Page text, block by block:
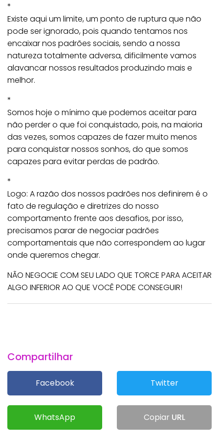
*
Existe aqui um limite, um ponto de ruptura que não
pode ser ignorado, pois quando tentamos nos
encaixar nos padrões sociais, sendo a nossa
natureza totalmente adversa, dificilmente vamos
alavancar nossos resultados produzindo mais e
melhor.
*
Somos hoje o mínimo que podemos aceitar para
não perder o que foi conquistado, pois, na maioria
das vezes, somos capazes de fazer muito menos
para conquistar nossos sonhos, do que somos
capazes para evitar perdas de padrão.
*
Logo: A razão dos nossos padrões nos definirem é o
fato de regulação e diretrizes do nosso
comportamento frente aos desafios, por isso,
precisamos parar de negociar padrões
comportamentais que não correspondem ao lugar
onde queremos chegar.
NÃO NEGOCIE COM SEU LADO QUE TORCE PARA ACEITAR
ALGO INFERIOR AO QUE VOCÊ PODE CONSEGUIR!
Compartilhar
Facebook Twitter
WhatsApp Copiar URL